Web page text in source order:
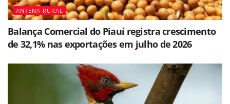
ANTENA RURAL
Balança Comercial do Piauí registra crescimento
de 32,1% nas exportações em julho de 2026